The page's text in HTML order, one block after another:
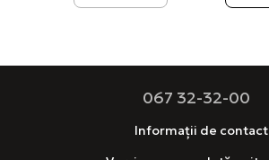
067 32-32-00
Informații de contact